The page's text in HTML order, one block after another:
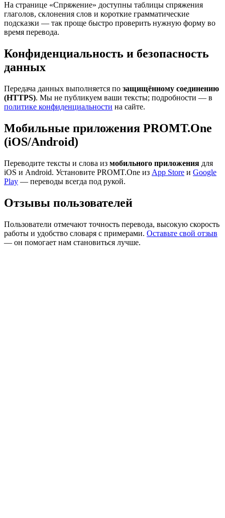
На странице «Спряжение» доступны таблицы спряжения
глаголов, склонения слов и короткие грамматические
подсказки — так проще быстро проверить нужную форму во
время перевода.
Конфиденциальность и безопасность
данных
Передача данных выполняется по защищённому соединению
(HTTPS). Мы не публикуем ваши тексты; подробности — в
политике конфиденциальности на сайте.
Мобильные приложения PROMT.One
(iOS/Android)
Переводите тексты и слова из мобильного приложения для
iOS и Android. Установите PROMT.One из App Store и Google
Play — переводы всегда под рукой.
Отзывы пользователей
Пользователи отмечают точность перевода, высокую скорость
работы и удобство словаря с примерами. Оставьте свой отзыв
— он помогает нам становиться лучше.